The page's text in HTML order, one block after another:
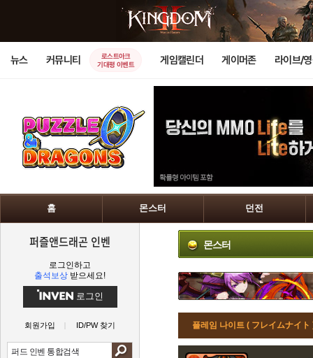
뉴스 커뮤니티
로스트아크
기대평 이벤트
게임캘린더 게이머존 라이브/
홈 몬스터 던전
퍼즐앤드래곤 인벤
로그인하고
출석보상 받으세요!
로그인
회원가입 ID/PW 찾기
몬스터
플레임 나이트 ( フレイムナイト